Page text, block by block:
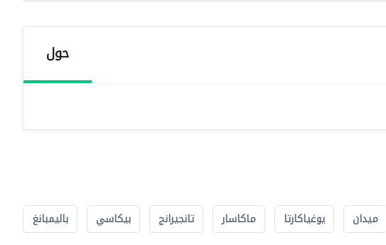
حول
ميدان يوغياكارتا ماكاسار تانجيرانج بيكاسي باليمبانغ